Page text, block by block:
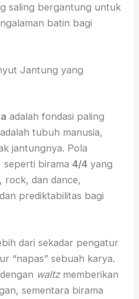
saling bergantung untuk
batin bagi
Jantung yang
adalah fondasi paling
tubuh manusia,
jantungnya. Pola
seperti birama4/4 yang
rock, dan dance,
prediktabilitas bagi
dari sekadar pengatur
“napas” sebuah karya.
waltzmemberikan
sementara birama